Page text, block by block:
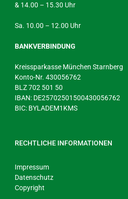
& 14.00 – 15.30 Uhr
Sa. 10.00 – 12.00 Uhr
BANKVERBINDUNG
Kreissparkasse München Starnberg
Konto-Nr. 430056762
BLZ 702 501 50
IBAN: DE25702501500430056762
BIC: BYLADEM1KMS
RECHTLICHE INFORMATIONEN
Impressum
Datenschutz
Copyright